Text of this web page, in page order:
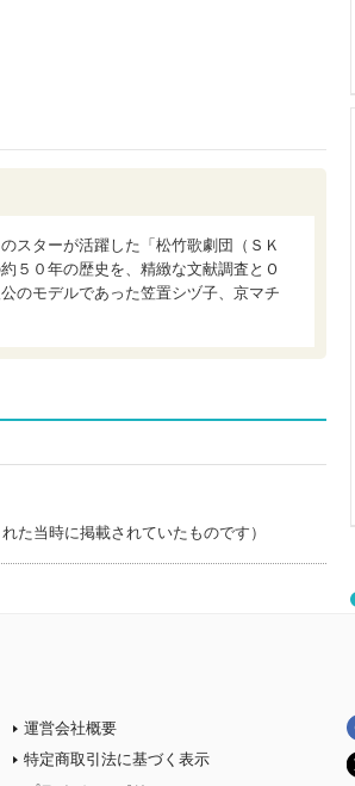
スターが活躍した「松竹歌劇団（ＳＫ
５０年の歴史を、精緻な文献調査とＯ
のモデルであった笠置シヅ子、京マチ
た当時に掲載されていたものです）
運営会社概要
特定商取引法に基づく表示